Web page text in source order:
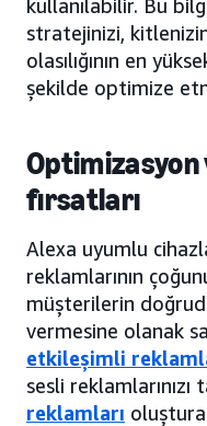
kullanılabilir. Bu
stratejinizi,
olasılığının en
şekilde optimize
Optimizasyon
fırsatları
Alexa uyumlu
reklamlarının
müşterilerin
vermesine olanak
etkileşimli
sesli
reklamları